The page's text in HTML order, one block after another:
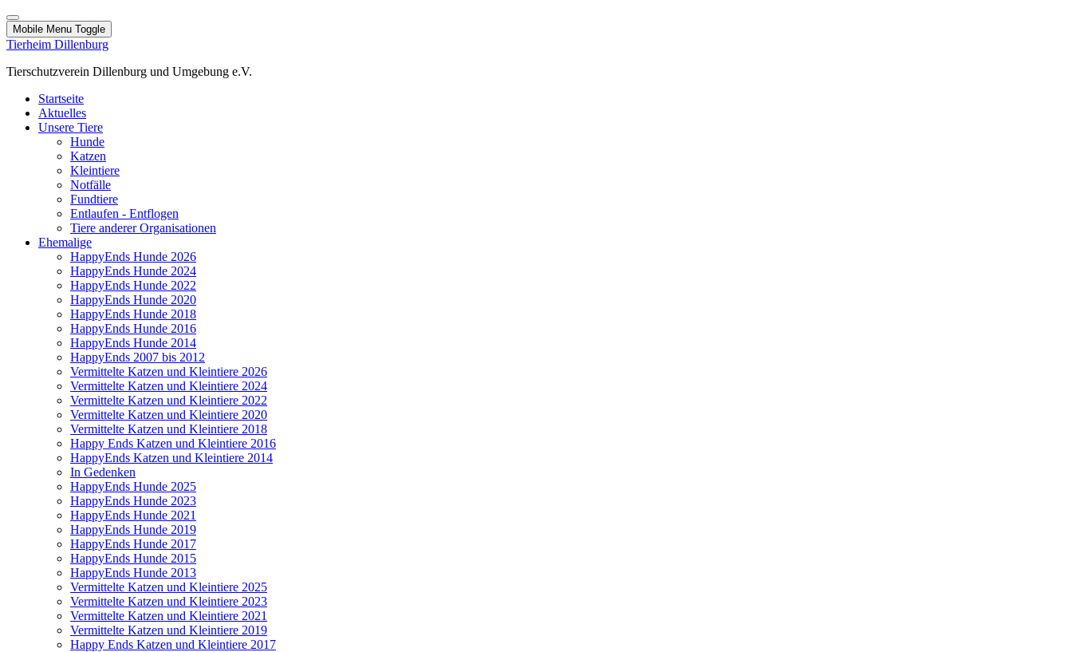
Mobile Menu Toggle
Tierheim Dillenburg
Tierschutzverein Dillenburg und Umgebung e.V.
Startseite
Aktuelles
Unsere Tiere
Hunde
Katzen
Kleintiere
Notfälle
Fundtiere
Entlaufen - Entflogen
Tiere anderer Organisationen
Ehemalige
HappyEnds Hunde 2026
HappyEnds Hunde 2024
HappyEnds Hunde 2022
HappyEnds Hunde 2020
HappyEnds Hunde 2018
HappyEnds Hunde 2016
HappyEnds Hunde 2014
HappyEnds 2007 bis 2012
Vermittelte Katzen und Kleintiere 2026
Vermittelte Katzen und Kleintiere 2024
Vermittelte Katzen und Kleintiere 2022
Vermittelte Katzen und Kleintiere 2020
Vermittelte Katzen und Kleintiere 2018
Happy Ends Katzen und Kleintiere 2016
HappyEnds Katzen und Kleintiere 2014
In Gedenken
HappyEnds Hunde 2025
HappyEnds Hunde 2023
HappyEnds Hunde 2021
HappyEnds Hunde 2019
HappyEnds Hunde 2017
HappyEnds Hunde 2015
HappyEnds Hunde 2013
Vermittelte Katzen und Kleintiere 2025
Vermittelte Katzen und Kleintiere 2023
Vermittelte Katzen und Kleintiere 2021
Vermittelte Katzen und Kleintiere 2019
Happy Ends Katzen und Kleintiere 2017